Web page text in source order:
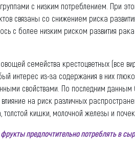
с низким потреблением. При
связаны со снижением риска
с более низким риском развития
семейства крестоцветных (все
интерес из-за содержания в них
свойствами. По последним
на риск различных
толстой кишки, молочной железы и почек.
предпочтительно потреблять в